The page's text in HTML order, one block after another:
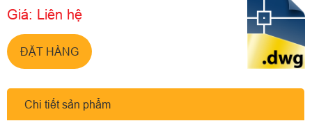
Giá: Liên hệ
ĐẶT HÀNG
Chi tiết sản phẩm